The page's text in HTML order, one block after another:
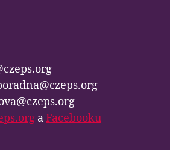
aFacebooku